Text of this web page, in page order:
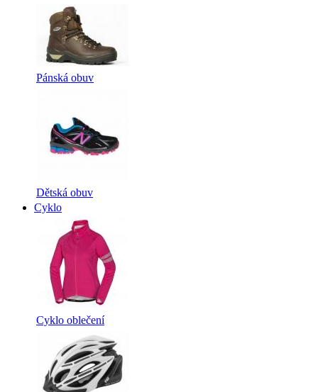
Pánská obuv
Dětská obuv
Cyklo
Cyklo oblečení